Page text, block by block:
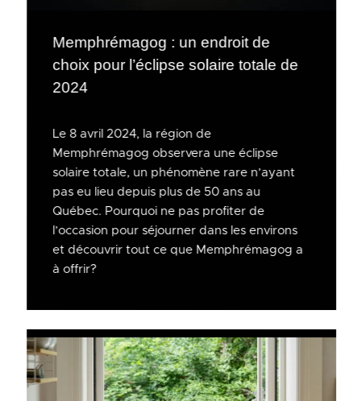
Memphrémagog : un endroit de
choix pour l’éclipse solaire totale de
2024
Le 8 avril 2024, la région de
Memphrémagog observera une éclipse
solaire totale, un phénomène rare n’ayant
pas eu lieu depuis plus de 50 ans au
Québec. Pourquoi ne pas profiter de
l’occasion pour séjourner dans les environs
et découvrir tout ce que Memphrémagog a
à offrir?